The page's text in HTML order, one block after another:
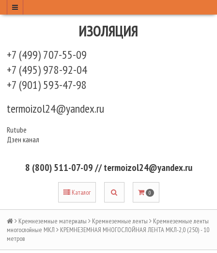
ИЗОЛЯЦИЯ
+7 (499) 707-55-09
+7 (495) 978-92-04
+7 (901) 593-47-98
termoizol24@yandex.ru
Rutube
Дзен канал
8 (800) 511-07-09 // termoizol24@yandex.ru
Каталог 0
Кремнеземные материалы Кремнеземные ленты
Кремнеземные ленты
многослойные МКЛ
КРЕМНЕЗЕМНАЯ МНОГОСЛОЙНАЯ ЛЕНТА МКЛ-2,0 (250) - 10
метров